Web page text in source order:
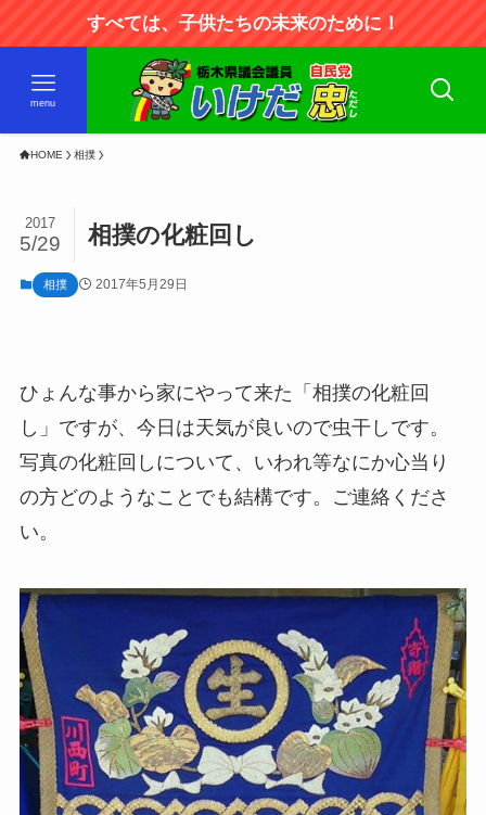
すべては、子供たちの未来のために！
menu
HOME 相撲
相撲の化粧回し
2017
5/29
相撲 2017年5月29日
ひょんな事から家にやって来た「相撲の化粧回
し」ですが、今日は天気が良いので虫干しです。
写真の化粧回しについて、いわれ等なにか心当り
の方どのようなことでも結構です。ご連絡くださ
い。